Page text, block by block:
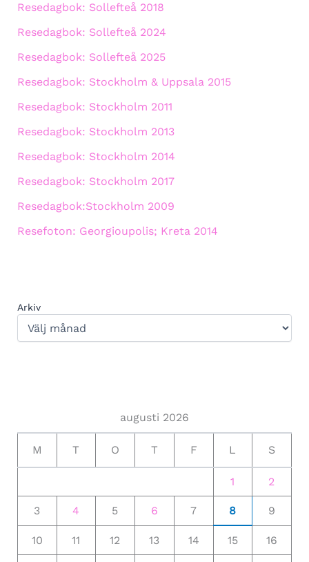
Resedagbok: Sollefteå 2018
Resedagbok: Sollefteå 2024
Resedagbok: Sollefteå 2025
Resedagbok: Stockholm & Uppsala 2015
Resedagbok: Stockholm 2011
Resedagbok: Stockholm 2013
Resedagbok: Stockholm 2014
Resedagbok: Stockholm 2017
Resedagbok:Stockholm 2009
Resefoton: Georgioupolis; Kreta 2014
Arkiv
augusti 2026
M T O T F L S
1 2
3 4 5 6 7 8 9
10 11 12 13 14 15 16